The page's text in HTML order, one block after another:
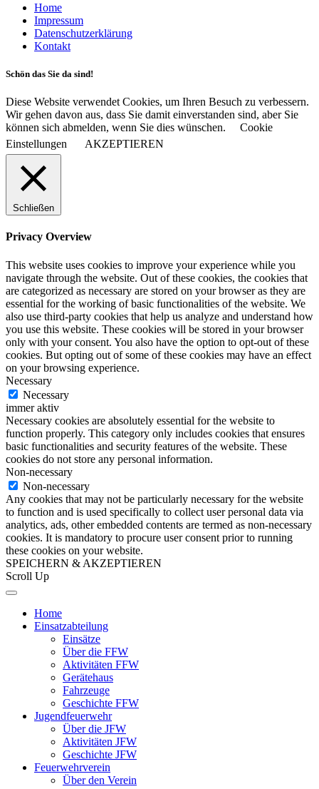
Home
Impressum
Datenschutzerklärung
Kontakt
Schön das Sie da sind!
Diese Website verwendet Cookies, um Ihren Besuch zu verbessern.
Wir gehen davon aus, dass Sie damit einverstanden sind, aber Sie
können sich abmelden, wenn Sie dies wünschen.
Cookie
Einstellungen
AKZEPTIEREN
Schließen
Privacy Overview
This website uses cookies to improve your experience while you
navigate through the website. Out of these cookies, the cookies that
are categorized as necessary are stored on your browser as they are
essential for the working of basic functionalities of the website. We
also use third-party cookies that help us analyze and understand how
you use this website. These cookies will be stored in your browser
only with your consent. You also have the option to opt-out of these
cookies. But opting out of some of these cookies may have an effect
on your browsing experience.
Necessary
Necessary
immer aktiv
Necessary cookies are absolutely essential for the website to
function properly. This category only includes cookies that ensures
basic functionalities and security features of the website. These
cookies do not store any personal information.
Non-necessary
Non-necessary
Any cookies that may not be particularly necessary for the website
to function and is used specifically to collect user personal data via
analytics, ads, other embedded contents are termed as non-necessary
cookies. It is mandatory to procure user consent prior to running
these cookies on your website.
SPEICHERN & AKZEPTIEREN
Scroll Up
Home
Einsatzabteilung
Einsätze
Über die FFW
Aktivitäten FFW
Gerätehaus
Fahrzeuge
Geschichte FFW
Jugendfeuerwehr
Über die JFW
Aktivitäten JFW
Geschichte JFW
Feuerwehrverein
Über den Verein